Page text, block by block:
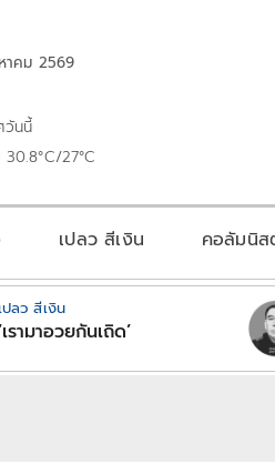
คม 2569
วันนี้
27°C
เปลว สีเงิน คอลัมนิส
ปลว สีเงิน
เรามาอวยกันเถิด’